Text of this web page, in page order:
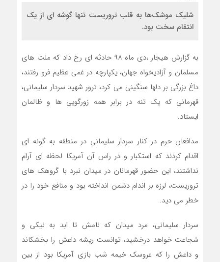
شلیک موشک‌ها به قلب تروریست تنها گوشه ای از یک
انتقام سخت بود.
به گزارش هیجار ،دی ماه ۹۸ حادثه ای رخ داد که ملت های
مسلمان و آزادیخواه جهان، یکپارچه در غمی عظیم فرو رفتند،
داغ بزرگی بر دلها سنگینی می کرد، ترور شهید سردار سلیمانی،
قهرمانی که یک تنه در برابر همه زورگویی ها و ظالمان
ایستاد.
مدافعان حرم در کنار سردار سلیمانی در منطقه به گونه ای
اقدام کردند که استکبار و در راس آن آمریکا لحظه ای آرام
نداشتند، این حضور قهرمانان در میدان نبرد با گروهک های
تروریست، لرزه بر اندام دشمن انداخته بود و منافع خود را در
خطر می دید.
سردار سلیمانی، مرد میدان که نامش تا ابد به نیکی و
شجاعت خواهد درخشید، توانست ریشه داعش را بخشکاند
و داعش را که عروسک خیمه شب بازی آمریکا بود از بین